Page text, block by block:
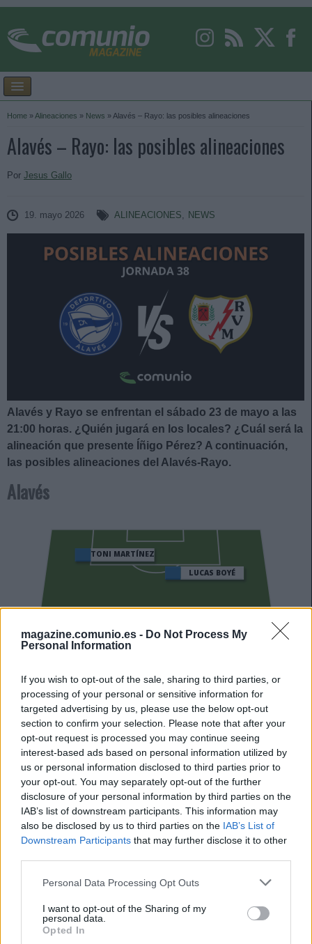
magazine.comunio.es - Do Not Process My
Personal Information
If you wish to opt-out of the sale, sharing to third parties, or
processing of your personal or sensitive information for
targeted advertising by us, please use the below opt-out
section to confirm your selection. Please note that after your
opt-out request is processed you may continue seeing
interest-based ads based on personal information utilized by
us or personal information disclosed to third parties prior to
your opt-out. You may separately opt-out of the further
disclosure of your personal information by third parties on the
IAB’s list of downstream participants. This information may
also be disclosed by us to third parties on the IAB’s List of
Downstream Participants that may further disclose it to other
Please note that this website/app uses one or more Google
not limited to your visit or usage behaviour. You may click to
grant or deny consent to Google and its third-party tags to
use your data for below specified purposes in below Google
Personal Data Processing Opt Outs
I want to opt-out of the Sharing of my
personal data.
Opted In
Home »Alineaciones » News » Alavés – Rayo: las posibles alineaciones
Alavés – Rayo: las posibles alineaciones
Por Jesus Gallo
19. mayo 2026 ALINEACIONES, NEWS
Alavés y Rayo se enfrentan el sábado 23 de mayo a las
21:00 horas. ¿Quién jugará en los locales? ¿Cuál será la
alineación que presente Íñigo Pérez? A continuación,
las posibles alineaciones del Alavés-Rayo.
Alavés
SIVERA
ÁNGEL PÉREZ
YOUSSEF
KOSKI
TENAGLIA
JONNY
TONI MARTÍNEZ
LUCAS BOYÉ
Estos jugadores son duda:
Posibles cambios en el once: los babazorros no se juegan
nada en el partido, por lo que Quique podría hacer